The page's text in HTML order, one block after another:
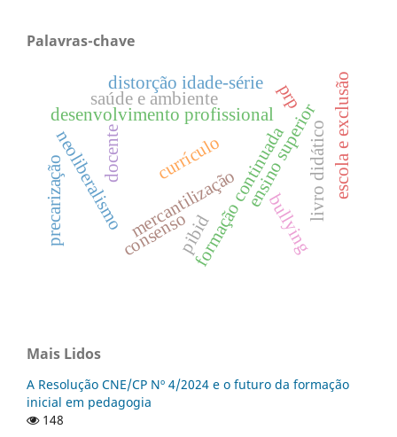
Palavras-chave
formação continuada
desenvolvimento profissional
docente currículo ensino superior
mercantilização
neoliberalismo
precarização
saúde e ambiente
livro didáticoescola e exclusão
bullying
distorção idade-série prp
pibid
consenso
Mais Lidos
A Resolução CNE/CP Nº 4/2024 e o futuro da formação
inicial em pedagogia
148